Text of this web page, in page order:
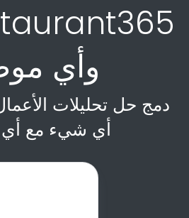
وأي
دمج حل تحليلات
أي شيء مع